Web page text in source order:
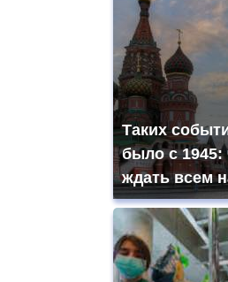
Таких
было с 1945:
ждать всем